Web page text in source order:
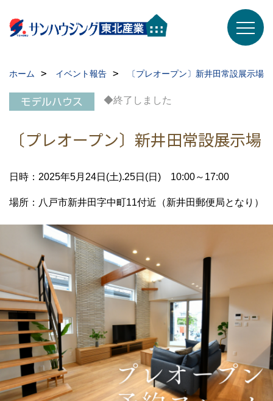
ホーム イベント報告 〔プレオープン〕新井田常設展示場
◆終了しました
〔プレオープン〕新井田常設展示場
日時：2025年5月24日(土).25日(日) 10:00～17:00
場所：八戸市新井田字中町11付近（新井田郵便局となり）